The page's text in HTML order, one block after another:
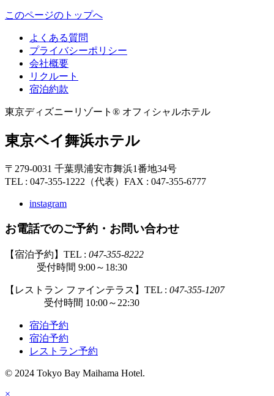
このページのトップへ
よくある質問
プライバシーポリシー
会社概要
リクルート
宿泊約款
東京ディズニーリゾート® オフィシャルホテル
東京ベイ舞浜ホテル
〒279-0031 千葉県浦安市舞浜1番地34号
TEL : 047-355-1222（代表） FAX : 047-355-6777
instagram
お電話でのご予約・お問い合わせ
【宿泊予約】TEL : 047-355-8222
受付時間 9:00～18:30
【レストラン ファインテラス】TEL : 047-355-1207
受付時間 10:00～22:30
宿泊予約
宿泊予約
レストラン予約
© 2024 Tokyo Bay Maihama Hotel.
×